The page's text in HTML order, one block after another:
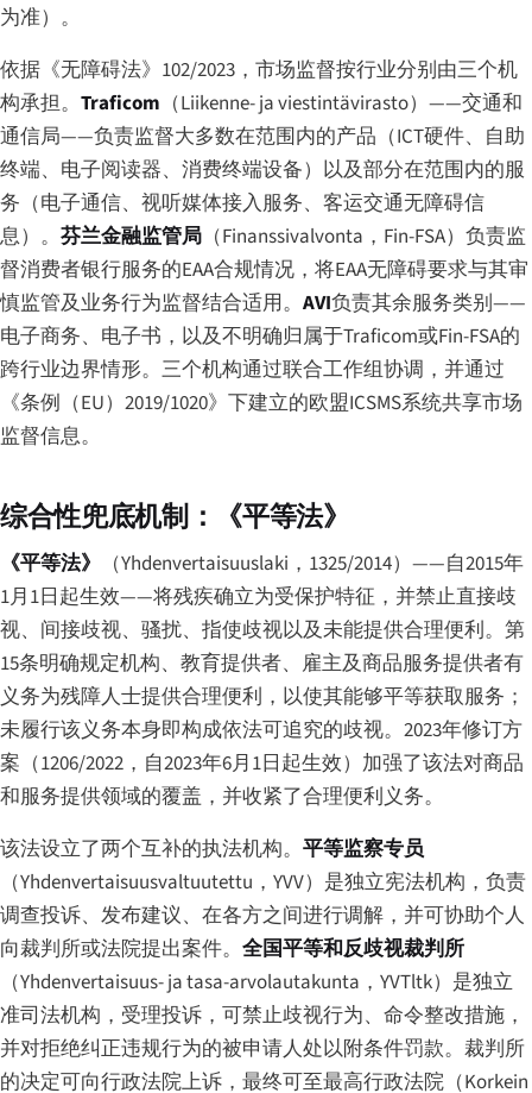
为准）。
依据《无障碍法》102/2023，市场监督按行业分别由三个机
构承担。 Traficom （Liikenne- ja viestintävirasto）——交通和
通信局——负责监督大多数在范围内的产品（ICT硬件、自助
终端、电子阅读器、消费终端设备）以及部分在范围内的服
务（电子通信、视听媒体接入服务、客运交通无障碍信
息）。 芬兰金融监管局 （Finanssivalvonta ，Fin-FSA）负责监
督消费者银行服务的EAA合规情况，将EAA无障碍要求与其审
慎监管及业务行为监督结合适用。 AVI负责其余服务类别——
电子商务、电子书，以及不明确归属于Traficom或Fin-FSA的
跨行业边界情形。三个机构通过联合工作组协调，并通过
《条例（EU）2019/1020》下建立的欧盟ICSMS系统共享市场
监督信息。
综合性兜底机制：《平等法》
《平等法》 （Yhdenvertaisuuslaki ，1325/2014）——自2015年
1月1日起生效——将残疾确立为受保护特征，并禁止直接歧
视、间接歧视、骚扰、指使歧视以及未能提供合理便利。第
15条明确规定机构、教育提供者、雇主及商品服务提供者有
义务为残障人士提供合理便利，以使其能够平等获取服务；
未履行该义务本身即构成依法可追究的歧视。2023年修订方
案（1206/2022，自2023年6月1日起生效）加强了该法对商品
和服务提供领域的覆盖，并收紧了合理便利义务。
该法设立了两个互补的执法机构。 平等监察专员
（Yhdenvertaisuusvaltuutettu ，YVV）是独立宪法机构，负责
调查投诉、发布建议、在各方之间进行调解，并可协助个人
向裁判所或法院提出案件。 全国平等和反歧视裁判所
（Yhdenvertaisuus- ja tasa-arvolautakunta ，YVTltk）是独立
准司法机构，受理投诉，可禁止歧视行为、命令整改措施，
并对拒绝纠正违规行为的被申请人处以附条件罚款。裁判所
的决定可向行政法院上诉，最终可至最高行政法院（Korkein